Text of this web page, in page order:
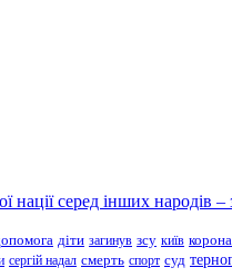
серед інших народів –
діти загинув зсу київ
сергій надал смерть спорт суд